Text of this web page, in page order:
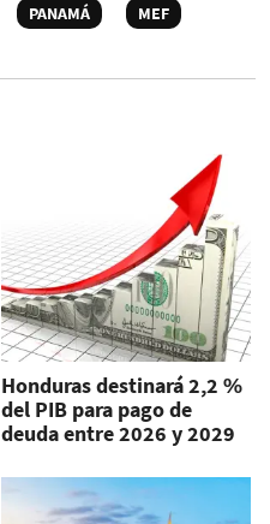
PANAMÁ
MEF
Honduras destinará 2,2 %
del PIB para pago de
deuda entre 2026 y 2029